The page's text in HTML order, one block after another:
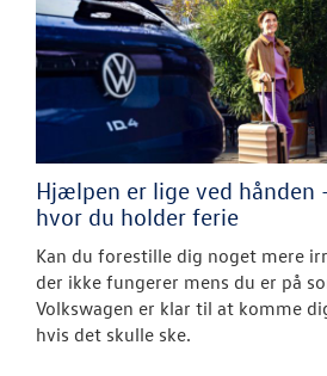
Hjælpen er lige ved
hvor du holder ferie
Kan du forestille dig noget mere
der ikke fungerer mens du er på
Volkswagen er klar til at komme
hvis det skulle ske.